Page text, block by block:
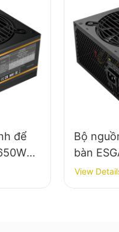
để
Bộ
bàn
chất
suất
View